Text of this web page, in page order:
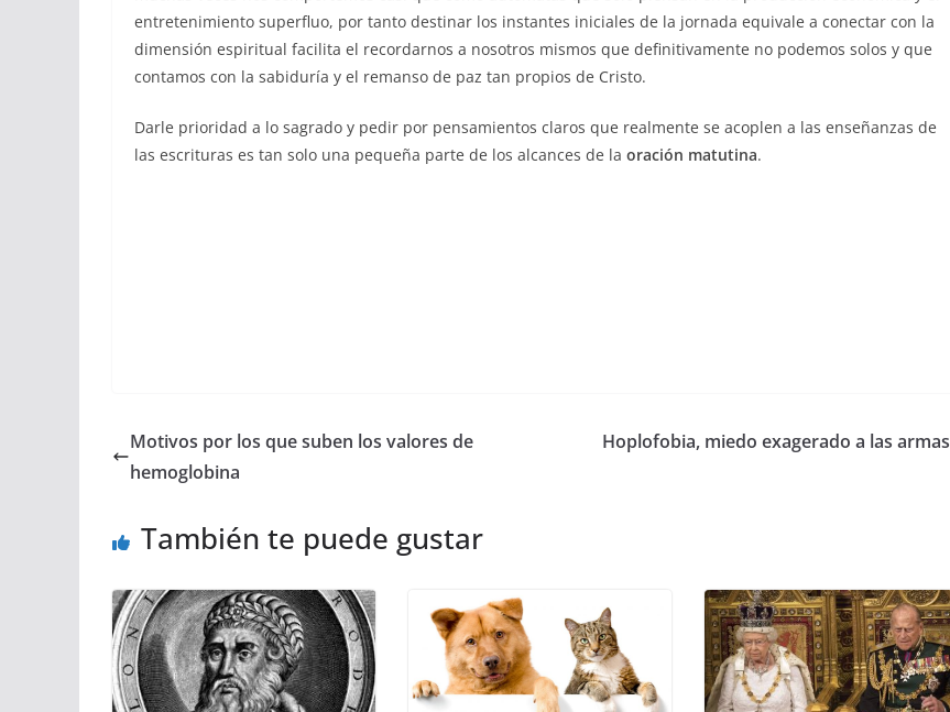
entretenimiento superfluo, por tanto destinar los instantes iniciales de la jornada equivale a conectar con la
dimensión espiritual facilita el recordarnos a nosotros mismos que definitivamente no podemos solos y que
contamos con la sabiduría y el remanso de paz tan propios de Cristo.
Darle prioridad a lo sagrado y pedir por pensamientos claros que realmente se acoplen a las enseñanzas de
las escrituras es tan solo una pequeña parte de los alcances de la oración matutina.
Motivos por los que suben los valores de
hemoglobina
Hoplofobia, miedo exagerado a las armas
También te puede gustar